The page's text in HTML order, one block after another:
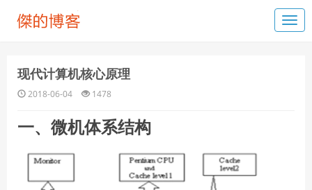
现代计算机核心原理
2018-06-04 1478
一、微机体系结构